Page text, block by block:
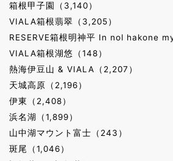
箱根甲子園（3,140）
VIALA箱根翡翠（3,205）
RESERVE箱根明神平 In nol hakone
VIALA箱根湖悠（148）
熱海伊豆山 & VIALA（2,207）
天城高原（2,196）
伊東（2,408）
浜名湖（1,899）
山中湖マウント富士（243）
斑尾（1,046）